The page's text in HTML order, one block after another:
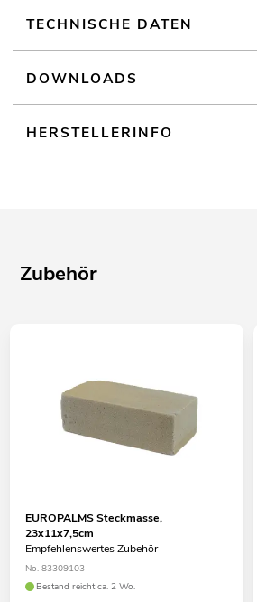
TECHNISCHE DATEN
DOWNLOADS
HERSTELLERINFO
Zubehör
EUROPALMS Steckmasse,
23x11x7,5cm
Empfehlenswertes Zubehör
No. 83309103
Bestand reicht ca. 2 Wo.